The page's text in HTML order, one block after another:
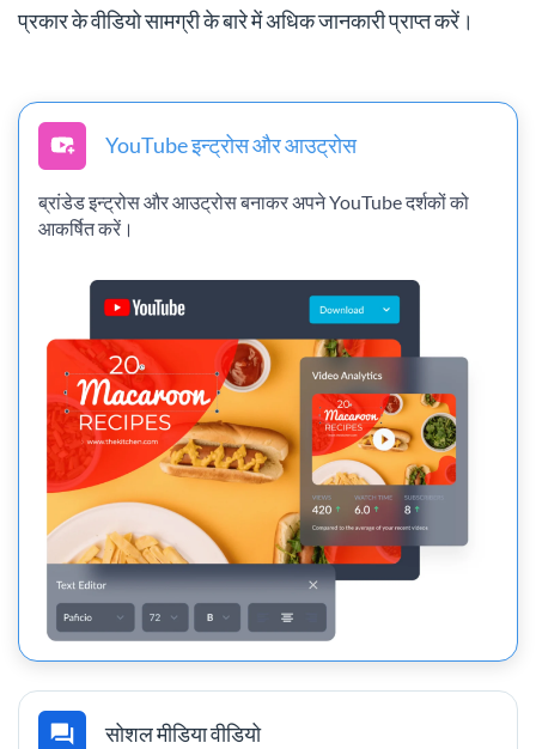
प्रकार के वीडियो सामग्री के बारे में अधिक जानकारी प्राप्त करें।
YouTube इन्ट्रोस और आउट्रोस
ब्रांडेड इन्ट्रोस और आउट्रोस बनाकर अपने YouTube दर्शकों को
आकर्षित करें।
सोशल मीडिया वीडियो